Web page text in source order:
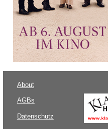
About
AGBs
Datenschutz